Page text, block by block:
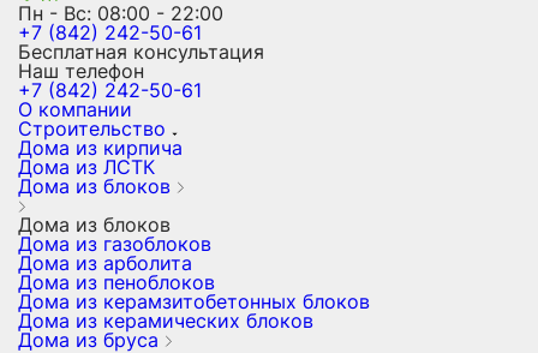
Пн - Вс: 08:00 - 22:00
+7 (842) 242-50-61
Бесплатная консультация
Наш телефон
+7 (842) 242-50-61
О компании
Строительство
Дома из кирпича
Дома из ЛСТК
Дома из блоков
Дома из блоков
Дома из газоблоков
Дома из арболита
Дома из пеноблоков
Дома из керамзитобетонных блоков
Дома из керамических блоков
Дома из бруса